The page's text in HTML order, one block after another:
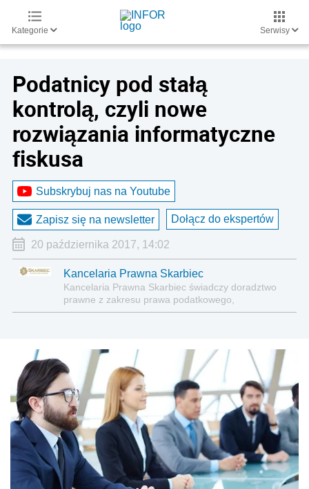
Kategorie Serwisy
Podatnicy pod stałą
kontrolą, czyli nowe
rozwiązania informatyczne
fiskusa
Subskrybuj nas na Youtube
Zapisz się na newsletter Dołącz do ekspertów
20 października 2017, 14:02
Kancelaria Prawna Skarbiec
Kancelaria Prawna Skarbiec świadczy doradztwo
prawne z zakresu prawa podatkowego,
gospodarczego, cywilnego i karnego.